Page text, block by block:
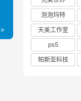
泡泡玛特
天美工作室
ps5
帕斯亚科技